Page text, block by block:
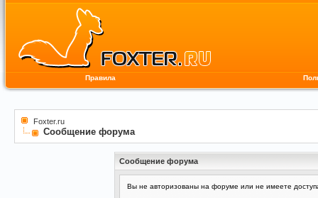
Правила
Foxter.ru
Сообщение форума
Сообщение форума
Вы не авторизованы на форуме или не имеете